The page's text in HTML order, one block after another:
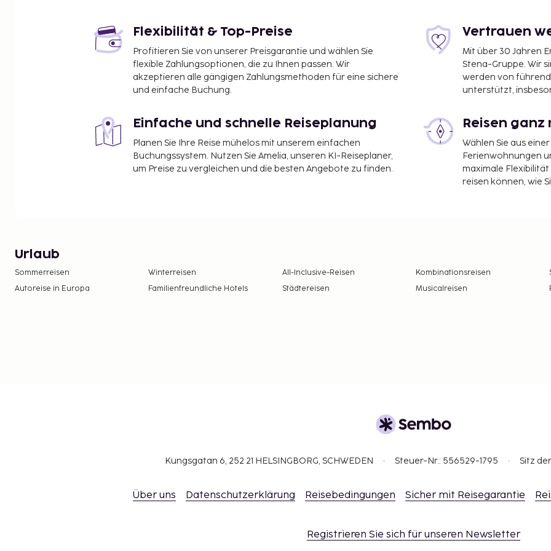
Flexibilität & Top-Preise
Profitieren Sie von unserer Preisgarantie und wählen Sie
flexible Zahlungsoptionen, die zu Ihnen passen. Wir
akzeptieren alle gängigen Zahlungsmethoden für eine sichere
und einfache Buchung.
Vertrauen
Mit über 30 Jahren
Stena-Gruppe. Wir
werden von
unterstützt,
Einfache und schnelle Reiseplanung
Planen Sie Ihre Reise mühelos mit unserem einfachen
Buchungssystem. Nutzen Sie Amelia, unseren KI-Reiseplaner,
um Preise zu vergleichen und die besten Angebote zu finden.
Reisen
Wählen Sie aus
Ferienwohnungen
maximale
reisen können, wie
Urlaub
Sommerreisen Winterreisen All-Inclusive-Reisen Kombinationsreisen
Autoreise in Europa
Familienfreundliche Hotels Städtereisen Musicalreisen
Kungsgatan 6, 252 21 HELSINGBORG, SCHWEDEN Steuer-Nr.: 556529-1795 Sitz
Über uns Datenschutzerklärung Reisebedingungen Sicher mit Reisegarantie
Registrieren Sie sich für unseren Newsletter